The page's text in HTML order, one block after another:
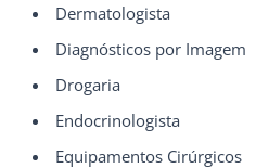
Dermatologista
Diagnósticos por Imagem
Drogaria
Endocrinologista
Equipamentos Cirúrgicos